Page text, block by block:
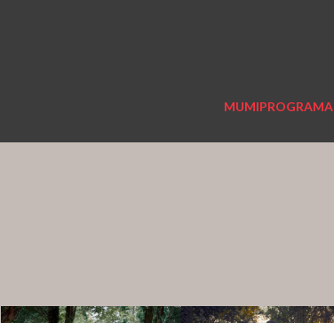
MUMIPROGRAMA